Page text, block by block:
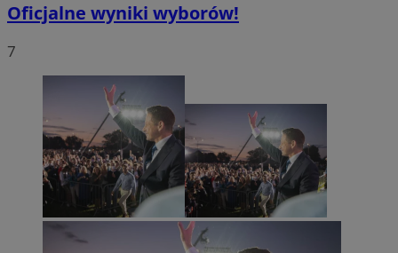
Oficjalne wyniki wyborów!
7